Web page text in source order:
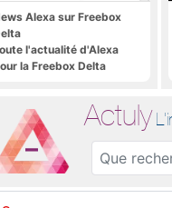
Alexa sur Freebox
l'actualité d'Alexa
la Freebox Delta
Actuly